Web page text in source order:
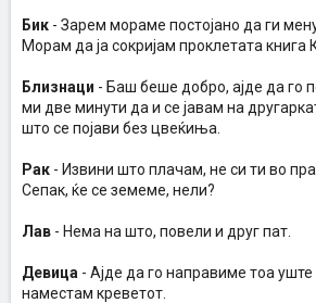
Бик - Зарем мораме постојано да ги
Морам да ја сокријам проклетата книга
Близнаци - Баш беше добро, ајде да го
ми две минути да и се јавам на
што се појави без цвеќиња.
Рак - Извини што плачам, не си ти во
Сепак, ќе се земеме, нели?
Лав - Нема на што, повели и друг пат.
Девица - Ајде да го направиме тоа
наместам креветот.